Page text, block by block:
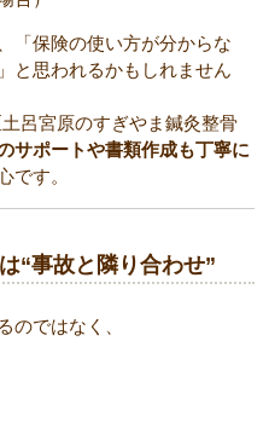
「保険の使い方が分からな
と思われるかもしれません
呂宮原のすぎやま鍼灸整骨
サポートや書類作成も丁寧に
です。
“事故と隣り合わせ”
のではなく、